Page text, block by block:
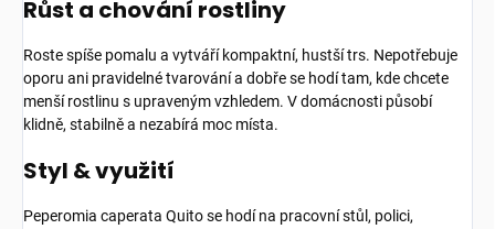
Růst a chování rostliny
Roste spíše pomalu a vytváří kompaktní, hustší trs. Nepotřebuje
oporu ani pravidelné tvarování a dobře se hodí tam, kde chcete
menší rostlinu s upraveným vzhledem. V domácnosti působí
klidně, stabilně a nezabírá moc místa.
Styl & využití
Peperomia caperata Quito se hodí na pracovní stůl, polici,